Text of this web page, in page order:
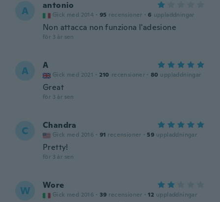
A antonio
Gick med 2014 · 95 recensioner · 6 uppladdningar
Non attacca non funziona l'adesione
för 3 år sen
A A
Gick med 2021 · 210 recensioner · 80 uppladdningar
Great
för 3 år sen
C Chandra
Gick med 2016 · 91 recensioner · 59 uppladdningar
Pretty!
för 3 år sen
W Wore
Gick med 2016 · 39 recensioner · 12 uppladdningar